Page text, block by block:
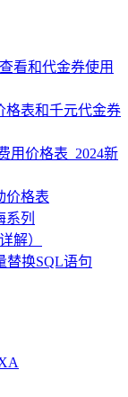
看和代金券使用
格表和千元代金券
用价格表_2024新
价格表
系列
解）
替换SQL语句